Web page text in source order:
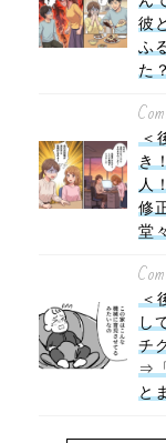
彼
ふ
た
＜
き
人
修
堂
＜
し
チ
⇒
と